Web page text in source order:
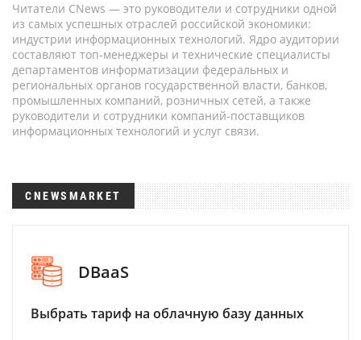
Читатели CNews — это руководители и сотрудники одной
из самых успешных отраслей российской экономики:
индустрии информационных технологий. Ядро аудитории
составляют топ-менеджеры и технические специалисты
департаментов информатизации федеральных и
региональных органов государственной власти, банков,
промышленных компаний, розничных сетей, а также
руководители и сотрудники компаний-поставщиков
информационных технологий и услуг связи.
CNEWSMARKET
DBaaS
Выбрать тариф на облачную базу данных